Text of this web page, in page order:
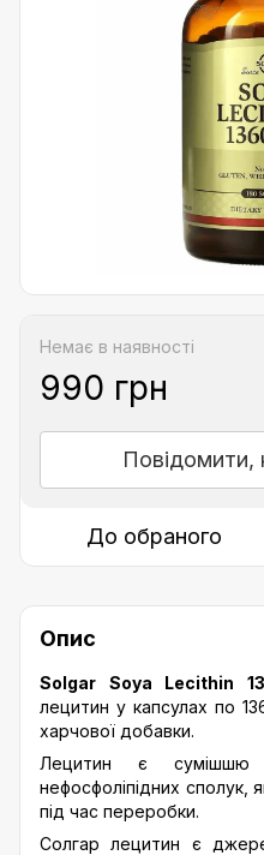
Немає в наявності
990 грн
Повідомити,
До обраного
Опис
Solgar Soya Lecithin
лецитин у капсулах по
харчової добавки.
Лецитин є сумішшю
нефосфоліпідних сполук,
під час переробки.
Солгар лецитин є